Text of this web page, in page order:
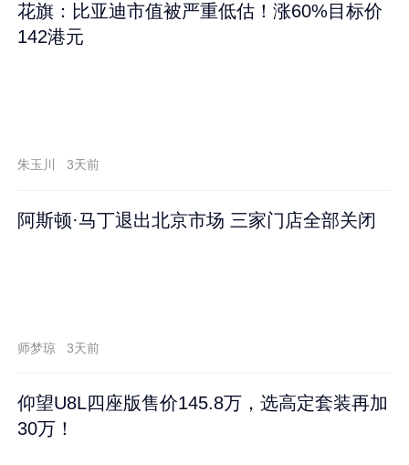
花旗：比亚迪市值被严重低估！涨60%目标价
142港元
朱玉川 3天前
阿斯顿·马丁退出北京市场 三家门店全部关闭
师梦琼 3天前
仰望U8L四座版售价145.8万，选高定套装再加
30万！